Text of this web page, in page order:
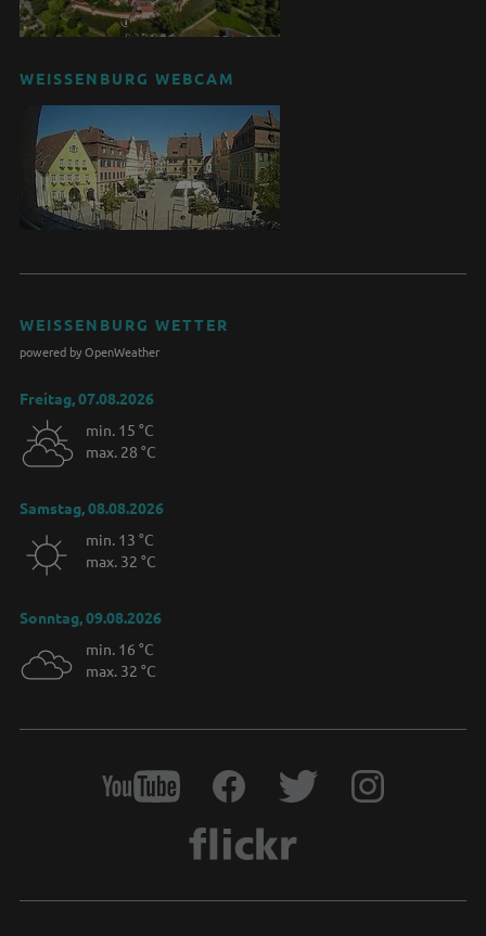
WEISSENBURG WEBCAM
WEISSENBURG WETTER
powered by OpenWeather
Freitag, 07.08.2026
min. 15 °C
max. 28 °C
Samstag, 08.08.2026
min. 13 °C
max. 32 °C
Sonntag, 09.08.2026
min. 16 °C
max. 32 °C